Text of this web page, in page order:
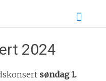
2024
søndag 1.